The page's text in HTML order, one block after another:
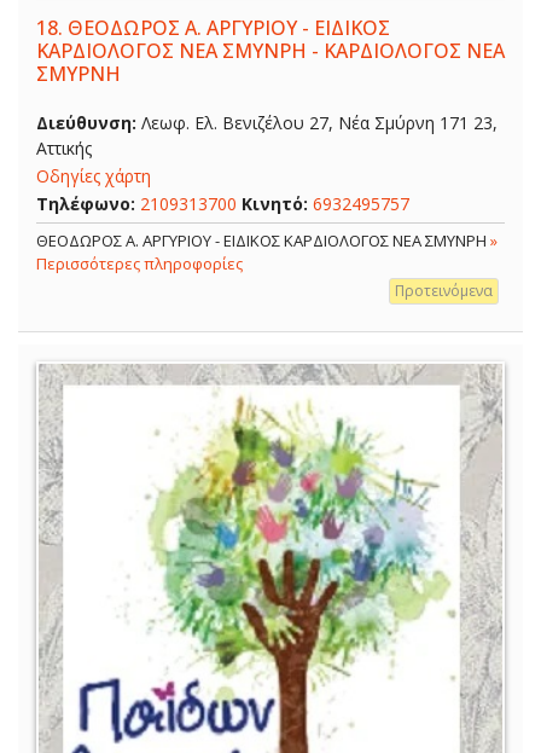
18. ΘΕΟΔΩΡΟΣ Α. ΑΡΓΥΡΙΟΥ - ΕΙΔΙΚΟΣ
ΚΑΡΔΙΟΛΟΓΟΣ ΝΕΑ ΣΜΥΝΡΗ - ΚΑΡΔΙΟΛΟΓΟΣ ΝΕΑ
ΣΜΥΡΝΗ
Διεύθυνση: Λεωφ. Ελ. Βενιζέλου 27, Νέα Σμύρνη 171 23,
Αττικής
Οδηγίες χάρτη
Τηλέφωνο: 2109313700 Κινητό: 6932495757
ΘΕΟΔΩΡΟΣ Α. ΑΡΓΥΡΙΟΥ - ΕΙΔΙΚΟΣ ΚΑΡΔΙΟΛΟΓΟΣ ΝΕΑ ΣΜΥΝΡΗ »
Περισσότερες πληροφορίες
Προτεινόμενα